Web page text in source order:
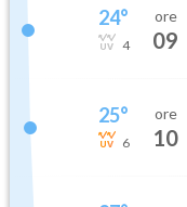
24°
4
ore
09
25°
6
ore
10